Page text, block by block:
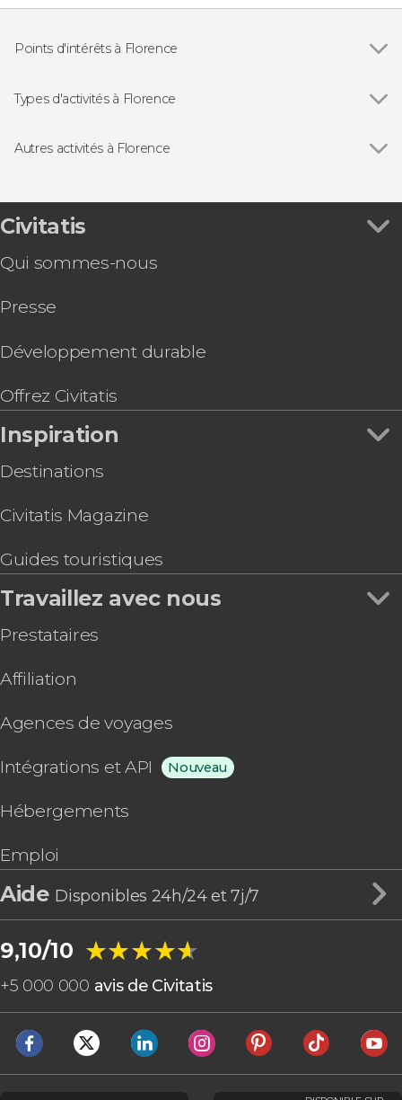
Points d'intérêts à Florence
Ponte Vecchio
Galerie de l'Académie de Florence
Types d'activités à Florence
Excursions d'une journée depuis Florence
Autres activités à Florence
Jeu de piste : La Florence de Michel-Ange
Billet pour le Leonardo Interactive Museum®
Bus touristique de Florence
Offre : Florence + Galerie des Offices + Académie
Billets pour la cathédrale de Florence : Coupole,
Visite du Baptistère et du Musée du Duomo + le
Clocher de Giotto
Civitatis
Qui sommes-nous
Presse
Développement durable
Offrez Civitatis
Inspiration
Destinations
Civitatis Magazine
Guides touristiques
Travaillez avec nous
Prestataires
Affiliation
Agences de voyages
Intégrations et API Nouveau
Hébergements
Emploi
Aide Disponibles 24h/24 et 7j/7
9,10/10 ★★★★★
★★★★★
+5 000 000 avis de Civitatis